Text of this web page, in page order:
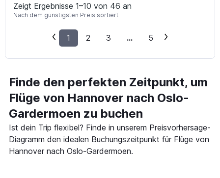
Zeigt Ergebnisse 1–10 von 46 an
Nach dem günstigsten Preis sortiert
1 2 3 ... 5
Finde den perfekten Zeitpunkt, um
Flüge von Hannover nach Oslo-
Gardermoen zu buchen
Ist dein Trip flexibel? Finde in unserem Preisvorhersage-
Diagramm den idealen Buchungszeitpunkt für Flüge von
Hannover nach Oslo-Gardermoen.